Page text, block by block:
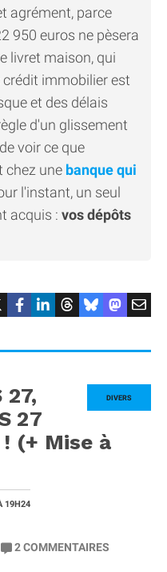
agrément, parce
950 euros ne pèsera
livret maison, qui
crédit immobilier est
et des délais
d'un glissement
voir ce que
chez une banque qui
l'instant, un seul
acquis : vos dépôts
DIVERS
27,
27
(+ Mise à
19H24
2COMMENTAIRES